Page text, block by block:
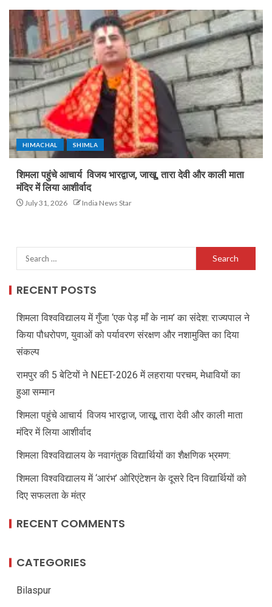
HIMACHAL SHIMLA
शिमला पहुंचे आचार्य विजय भारद्वाज, जाखू, तारा देवी और काली माता
मंदिर में लिया आशीर्वाद
July 31, 2026 India News Star
RECENT POSTS
शिमला विश्वविद्यालय में गुँजा ‘एक पेड़ माँ के नाम’ का संदेश: राज्यपाल ने
किया पौधरोपण, युवाओं को पर्यावरण संरक्षण और नशामुक्ति का दिया
संकल्प
रामपुर की 5 बेटियों ने NEET-2026 में लहराया परचम, मेधावियों का
हुआ सम्मान
शिमला पहुंचे आचार्य विजय भारद्वाज, जाखू, तारा देवी और काली माता
मंदिर में लिया आशीर्वाद
शिमला विश्वविद्यालय के नवागंतुक विद्यार्थियों का शैक्षणिक भ्रमण:
शिमला विश्वविद्यालय में ‘आरंभ’ ओरिएंटेशन के दूसरे दिन विद्यार्थियों को
दिए सफलता के मंत्र
RECENT COMMENTS
CATEGORIES
Bilaspur